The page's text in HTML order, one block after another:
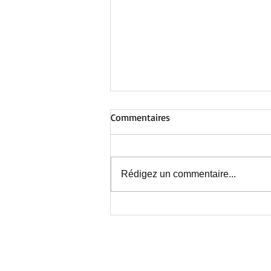
Commentaires
Rédigez un commentaire...